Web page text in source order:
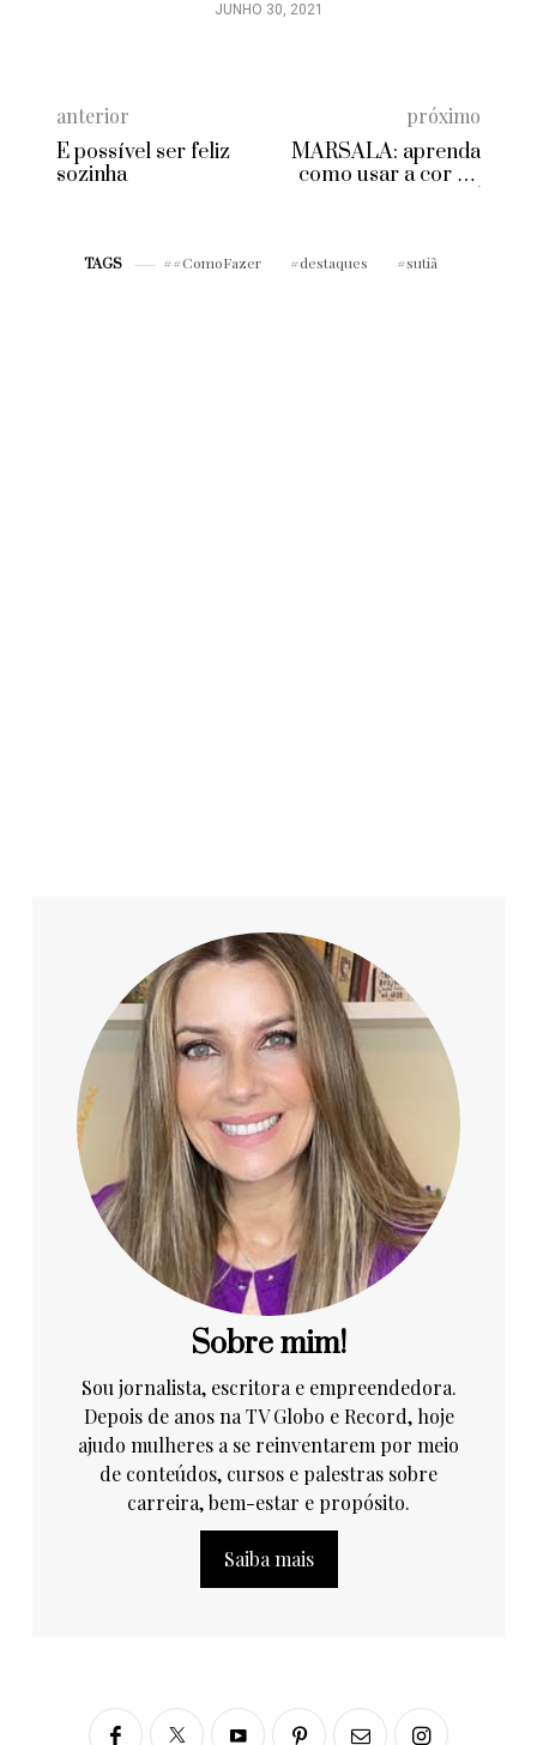
JUNHO 30, 2021
anterior
É possível ser feliz
sozinha
próximo
MARSALA: aprenda
como usar a cor do
TAGS #ComoFazer destaques sutiã
Sobre mim!
Sou jornalista, escritora e empreendedora.
Depois de anos na TV Globo e Record, hoje
ajudo mulheres a se reinventarem por meio
de conteúdos, cursos e palestras sobre
carreira, bem-estar e propósito.
Saiba mais